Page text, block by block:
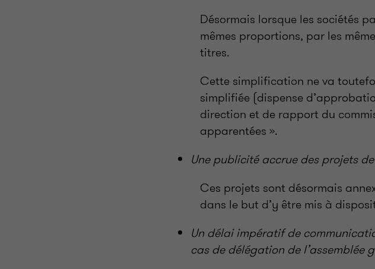
Désormais lorsque les sociétés
mêmes proportions, par les
titres.
Cette simplification ne va
simplifiée (dispense
direction et de rapport du
apparentées ».
Une publicité accrue des projets
Ces projets sont désormais
dans le but d’y être mis à
Un délai impératif de
cas de délégation de l’assemblée